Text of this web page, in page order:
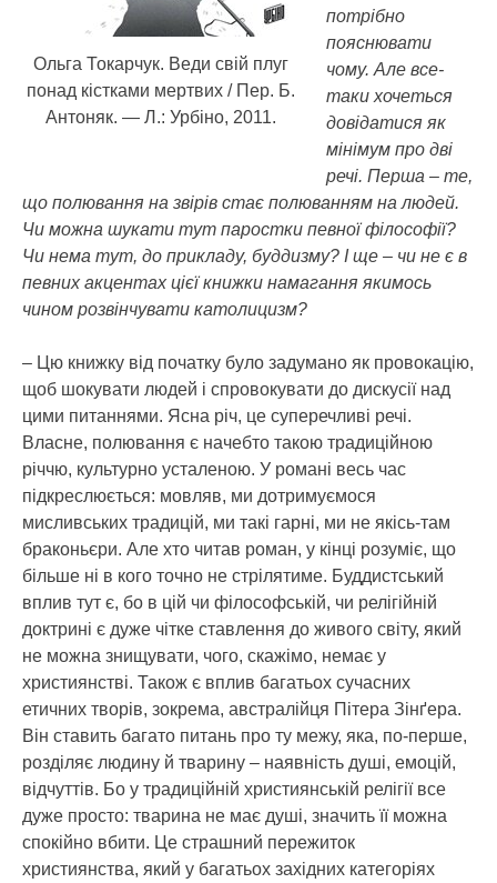
Ольга Токарчук. Веди свій плуг
понад кістками мертвих / Пер. Б.
Антоняк. — Л.: Урбіно, 2011.
потрібно
пояснювати
чому. Але все-
таки хочеться
довідатися як
мінімум про дві
речі. Перша – те,
що полювання на звірів стає полюванням на людей.
Чи можна шукати тут паростки певної філософії?
Чи нема тут, до прикладу, буддизму? І ще – чи не є в
певних акцентах цієї книжки намагання якимось
чином розвінчувати католицизм?
– Цю книжку від початку було задумано як провокацію,
щоб шокувати людей і спровокувати до дискусії над
цими питаннями. Ясна річ, це суперечливі речі.
Власне, полювання є начебто такою традиційною
річчю, культурно усталеною. У романі весь час
підкреслюється: мовляв, ми дотримуємося
мисливських традицій, ми такі гарні, ми не якісь-там
браконьєри. Але хто читав роман, у кінці розуміє, що
більше ні в кого точно не стрілятиме. Буддистський
вплив тут є, бо в цій чи філософській, чи релігійній
доктрині є дуже чітке ставлення до живого світу, який
не можна знищувати, чого, скажімо, немає у
християнстві. Також є вплив багатьох сучасних
етичних творів, зокрема, австралійця Пітера Зінґера.
Він ставить багато питань про ту межу, яка, по-перше,
розділяє людину й тварину – наявність душі, емоцій,
відчуттів. Бо у традиційній християнській релігії все
дуже просто: тварина не має душі, значить її можна
спокійно вбити. Це страшний пережиток
християнства, який у багатьох західних категоріях